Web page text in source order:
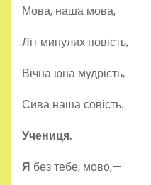
Мова, наша мова,
Літ минулих повість,
Вічна юна мудрість,
Сива наша совість.
Учениця.
Я без тебе, мово,—